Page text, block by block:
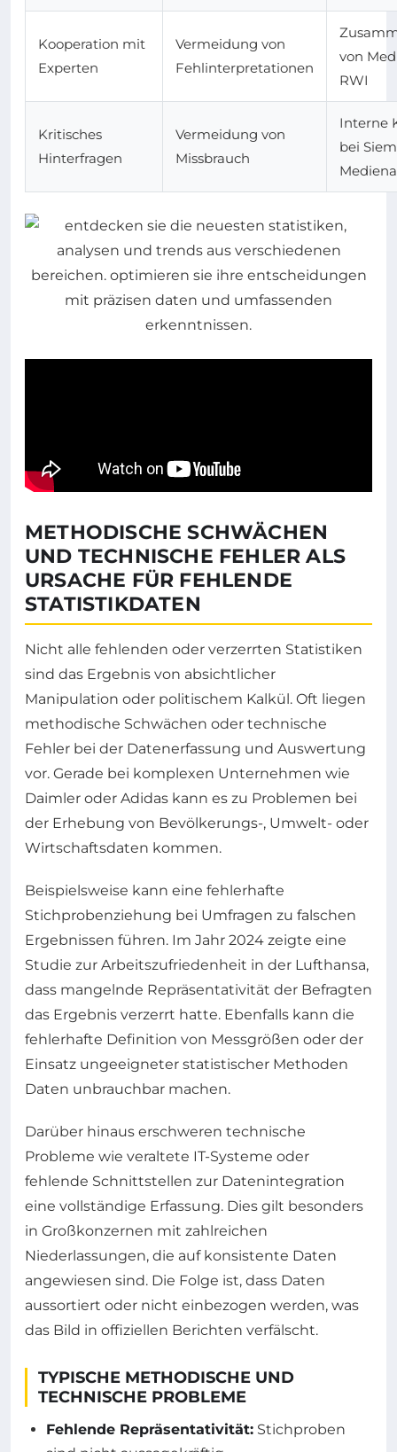
Kooperation mit
Experten
Vermeidung von
Fehlinterpretationen
von
RWI
Kritisches
Hinterfragen
Vermeidung von
Missbrauch
Interne
bei
METHODISCHE SCHWÄCHEN
UND TECHNISCHE FEHLER ALS
URSACHE FÜR FEHLENDE
STATISTIKDATEN
Nicht alle fehlenden oder verzerrten Statistiken
sind das Ergebnis von absichtlicher
Manipulation oder politischem Kalkül. Oft liegen
methodische Schwächen oder technische
Fehler bei der Datenerfassung und Auswertung
vor. Gerade bei komplexen Unternehmen wie
Daimler oder Adidas kann es zu Problemen bei
der Erhebung von Bevölkerungs-, Umwelt- oder
Wirtschaftsdaten kommen.
Beispielsweise kann eine fehlerhafte
Stichprobenziehung bei Umfragen zu falschen
Ergebnissen führen. Im Jahr 2024 zeigte eine
Studie zur Arbeitszufriedenheit in der Lufthansa,
dass mangelnde Repräsentativität der Befragten
das Ergebnis verzerrt hatte. Ebenfalls kann die
fehlerhafte Definition von Messgrößen oder der
Einsatz ungeeigneter statistischer Methoden
Daten unbrauchbar machen.
Darüber hinaus erschweren technische
Probleme wie veraltete IT-Systeme oder
fehlende Schnittstellen zur Datenintegration
eine vollständige Erfassung. Dies gilt besonders
in Großkonzernen mit zahlreichen
Niederlassungen, die auf konsistente Daten
angewiesen sind. Die Folge ist, dass Daten
aussortiert oder nicht einbezogen werden, was
das Bild in offiziellen Berichten verfälscht.
TYPISCHE METHODISCHE UND
TECHNISCHE PROBLEME
Fehlende Repräsentativität: Stichproben